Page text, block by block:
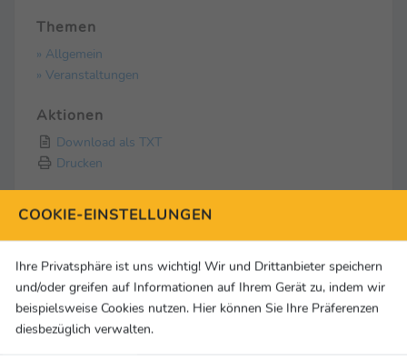
Themen
» Allgemein
» Veranstaltungen
Aktionen
Download als TXT
Drucken
Mediathek
1 Medien
COOKIE-EINSTELLUNGEN
Ihre Privatsphäre ist uns wichtig! Wir und Drittanbieter speichern
und/oder greifen auf Informationen auf Ihrem Gerät zu, indem wir
beispielsweise Cookies nutzen. Hier können Sie Ihre Präferenzen
diesbezüglich verwalten.